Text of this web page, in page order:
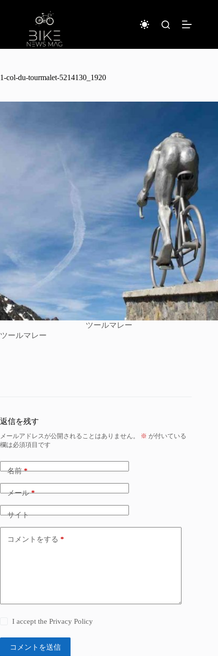
キ
1-col-du-tourmalet-5214130_1920
ツールマレー
ツールマレー
返信を残す
メールアドレスが公開されることはありません。 ※ が付いている
欄は必須項目です
名前*
メール*
サイト
コメントをする *
I accept thePrivacy Policy
コメントを送信